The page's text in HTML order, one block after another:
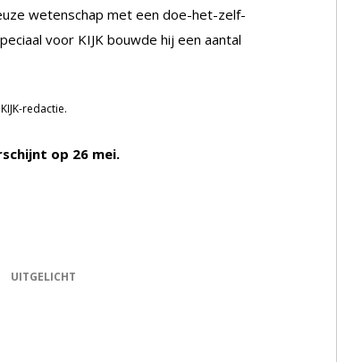
wetenschap met een doe-het-zelf-
voor KIJK bouwde hij een aantal
redactie.
op 26 mei.
UITGELICHT